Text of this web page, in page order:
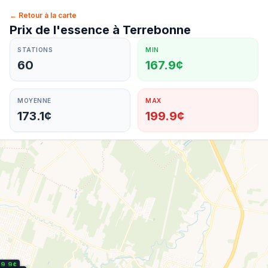
← Retour à la carte
Prix de l'essence à Terrebonne
STATIONS
60
MIN
167.9¢
MOYENNE
173.1¢
MAX
199.9¢